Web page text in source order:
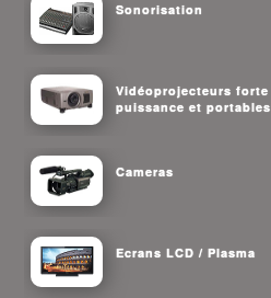
Sonorisation
Vidéoprojecteurs forte
puissance et portables
Cameras
Ecrans LCD / Plasma